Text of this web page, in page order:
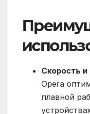
Скорость
Opera
плавной